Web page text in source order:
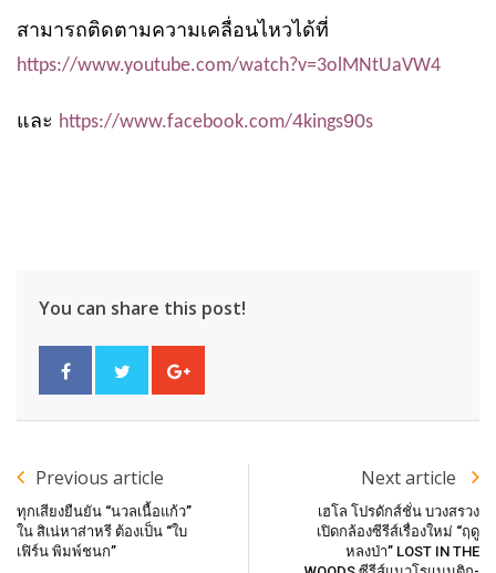
สามารถติดตามความเคลื่อนไหวได้ที่
https://www.youtube.com/watch?v=3olMNtUaVW4
และ https://www.facebook.com/4kings90s
You can share this post!
Previous article
ทุกเสียงยืนยัน “นวลเนื้อแก้ว”
ใน สิเน่หาส่าหรี ต้องเป็น “ใบ
เฟิร์น พิมพ์ชนก”
Next article
เฮโล โปรดักส์ชั่น บวงสรวง
เปิดกล้องซีรีส์เรื่องใหม่ “ฤดู
หลงป่า” LOST IN THE